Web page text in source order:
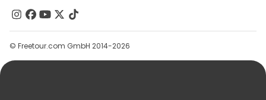
Contactez-Nous
Groupes
Aide
© Freetour.com GmbH 2014-2026